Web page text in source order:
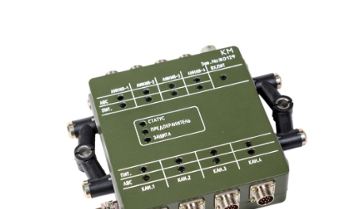
авто акустики, автомобильной акустики
авто мониторов
автохолодильников
автокондиционера
автоматики для генераторов
автоматики управления
автоматики вентустановок
автомобильных телевизоров
автомоек
автотрансформаторов
багги
бактерицидной лампы